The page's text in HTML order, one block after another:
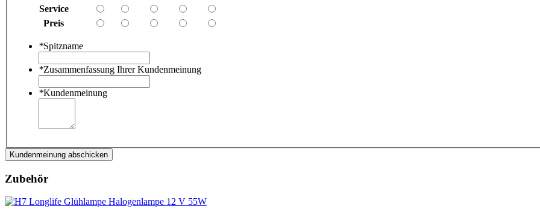
Service
Preis
*Spitzname
*Zusammenfassung Ihrer Kundenmeinung
*Kundenmeinung
Kundenmeinung abschicken
Zubehör